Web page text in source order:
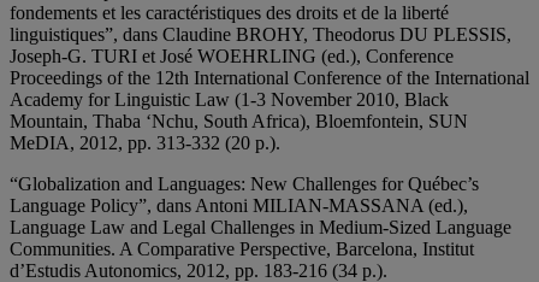
fondements et les caractéristiques des droits et de la liberté
linguistiques”, dans Claudine BROHY, Theodorus DU PLESSIS,
Joseph-G. TURI et José WOEHRLING (ed.), Conference
Proceedings of the 12th International Conference of the International
Academy for Linguistic Law (1-3 November 2010, Black
Mountain, Thaba ‘Nchu, South Africa), Bloemfontein, SUN
MeDIA, 2012, pp. 313-332 (20 p.).
“Globalization and Languages: New Challenges for Québec’s
Language Policy”, dans Antoni MILIAN-MASSANA (ed.),
Language Law and Legal Challenges in Medium-Sized Language
Communities. A Comparative Perspective, Barcelona, Institut
d’Estudis Autonomics, 2012, pp. 183-216 (34 p.).